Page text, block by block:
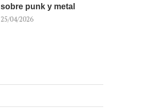
sobre punk y metal
25/04/2026